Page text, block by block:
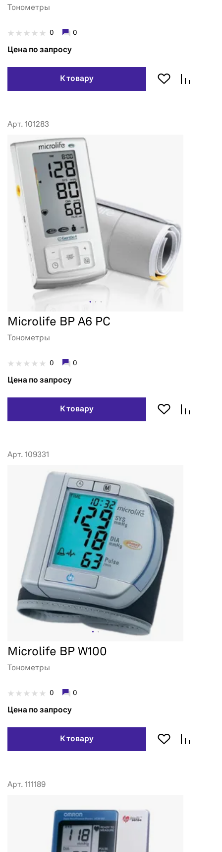
Тонометры
0 0
Цена по запросу
К товару
Арт. 101283
Microlife BP A6 PC
Тонометры
0 0
Цена по запросу
К товару
Арт. 109331
Microlife BP W100
Тонометры
0 0
Цена по запросу
К товару
Арт. 111189